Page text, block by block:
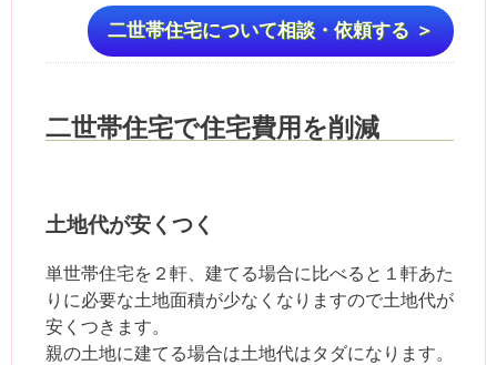
二世帯住宅について相談・依頼する ＞
二世帯住宅で住宅費用を削減
土地代が安くつく
単世帯住宅を２軒、建てる場合に比べると１軒あた
りに必要な土地面積が少なくなりますので土地代が
安くつきます。
親の土地に建てる場合は土地代はタダになります。